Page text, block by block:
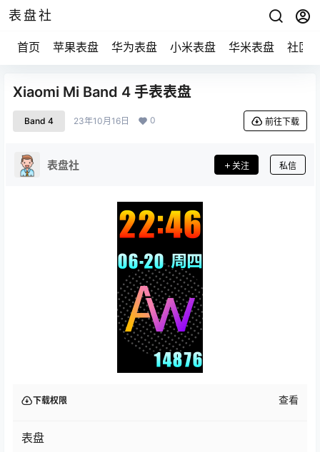
表盘社
首页 苹果表盘 华为表盘 小米表盘 华米表盘 社区
Xiaomi Mi Band 4 手表表盘
Band 4 23年10月16日 0 前往下载
表盘社 关注 私信
下载权限 查看
表盘